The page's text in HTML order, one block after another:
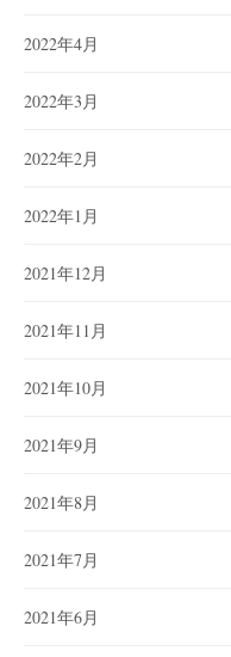
2022年4月
2022年3月
2022年2月
2022年1月
2021年12月
2021年11月
2021年10月
2021年9月
2021年8月
2021年7月
2021年6月